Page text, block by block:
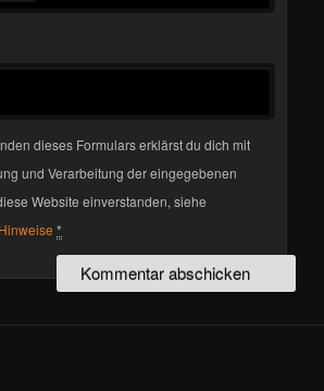
dieses Formulars erklärst du dich mit
und Verarbeitung der eingegebenen
Website einverstanden, siehe
*